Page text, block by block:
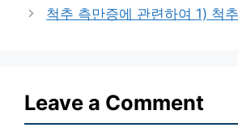
척추 측만증에 관련하여 1) 척
Leave a Comment